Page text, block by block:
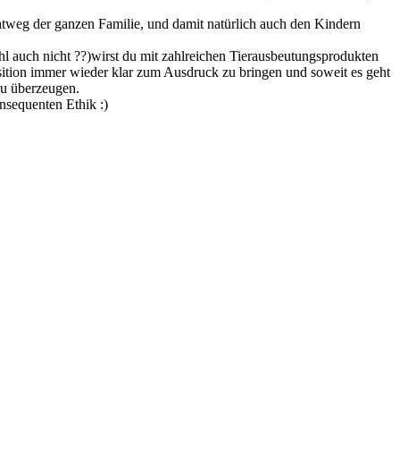
der ganzen Familie, und damit natürlich auch den Kindern
nicht ??)wirst du mit zahlreichen Tierausbeutungsprodukten
immer wieder klar zum Ausdruck zu bringen und soweit es geht
überzeugen.
Ethik :)